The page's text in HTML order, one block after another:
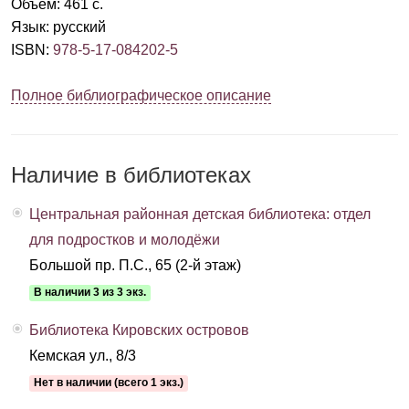
Объём: 461 с.
Язык: русский
ISBN : 978-5-17-084202-5
Полное библиографическое описание
Наличие в библиотеках
Центральная районная детская библиотека: отдел
для подростков и молодёжи
Большой пр. П.С., 65 (2-й этаж)
В наличии 3 из 3 экз.
Библиотека Кировских островов
Кемская ул., 8/3
Нет в наличии (всего 1 экз.)